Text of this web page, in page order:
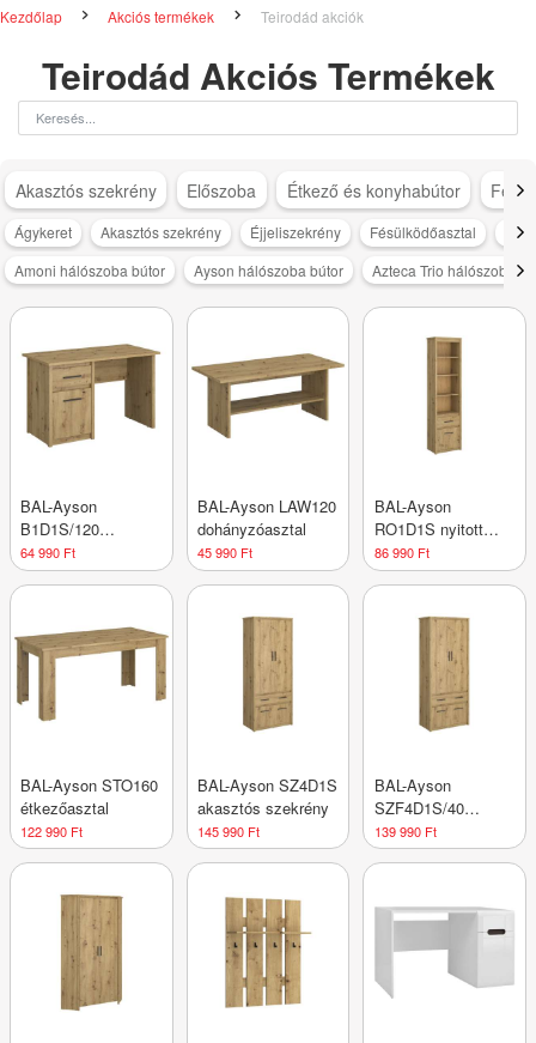
Kezdőlap Akciós termékek Teirodád akciók
Teirodád Akciós Termékek
Akasztós szekrény Előszoba Étkező és konyhabútor
Ágykeret Akasztós szekrény Éjjeliszekrény Fésülködőasztal
Amoni hálószoba bútor
Ayson hálószoba bútor Azteca Trio hálószoba
BAL-Ayson
B1D1S/120
íróasztal
64 990 Ft
BAL-Ayson LAW120
dohányzóasztal
45 990 Ft
BAL-Ayson
RO1D1S nyitott
polcos szekrény
86 990 Ft
BAL-Ayson STO160
étkezőasztal
122 990 Ft
BAL-Ayson SZ4D1S
akasztós szekrény
145 990 Ft
BAL-Ayson
SZF4D1S/40
akasztós szekrény
139 990 Ft